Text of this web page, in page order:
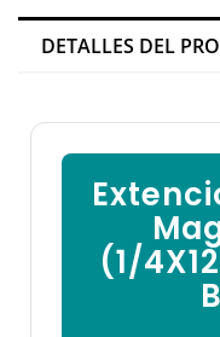
DETALLES DEL
(1/